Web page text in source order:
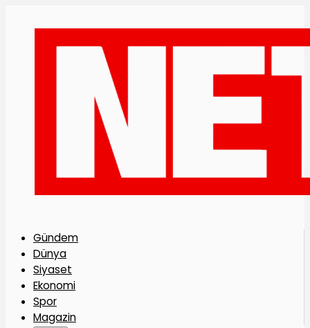
Gündem
Dünya
Siyaset
Ekonomi
Spor
Magazin